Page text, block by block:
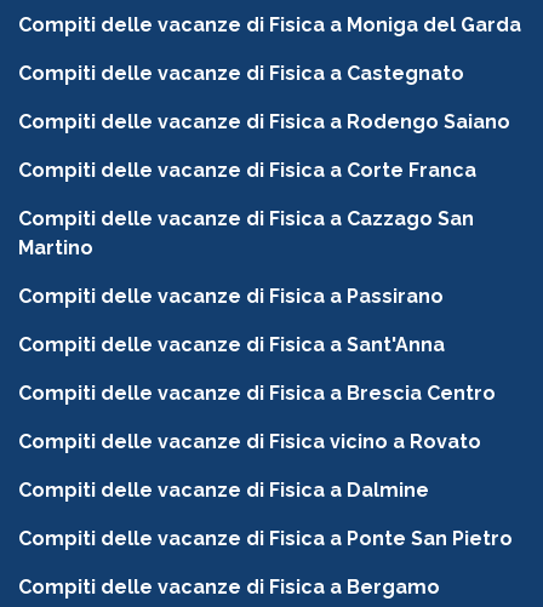
Compiti delle vacanze di Fisica a Moniga del Garda
Compiti delle vacanze di Fisica a Castegnato
Compiti delle vacanze di Fisica a Rodengo Saiano
Compiti delle vacanze di Fisica a Corte Franca
Compiti delle vacanze di Fisica a Cazzago San
Martino
Compiti delle vacanze di Fisica a Passirano
Compiti delle vacanze di Fisica a Sant'Anna
Compiti delle vacanze di Fisica a Brescia Centro
Compiti delle vacanze di Fisica vicino a Rovato
Compiti delle vacanze di Fisica a Dalmine
Compiti delle vacanze di Fisica a Ponte San Pietro
Compiti delle vacanze di Fisica a Bergamo